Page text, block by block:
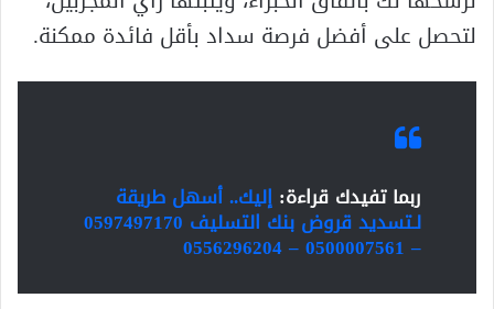
لتحصل على أفضل فرصة سداد بأقل فائدة ممكنة.
ربما تفيدك قراءة: إليك.. أسهل طريقة
لـتسديد قروض بنك التسليف 0597497170
– 0500007561 – 0556296204